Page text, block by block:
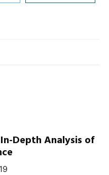
Depth Analysis of